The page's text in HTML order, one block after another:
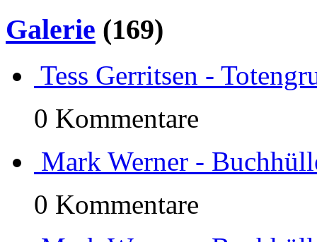
Galerie (169)
Tess Gerritsen -
0 Kommentare
Mark Werner -
0 Kommentare